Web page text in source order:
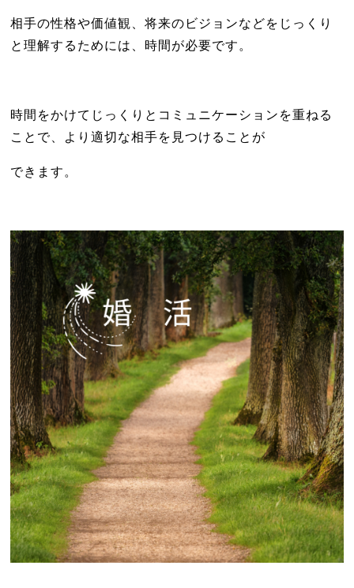
相手の性格や価値観、将来のビジョンなどをじっくり
と理解するためには、時間が必要です。
時間をかけてじっくりとコミュニケーションを重ねる
ことで、より適切な相手を見つけることが
できます。